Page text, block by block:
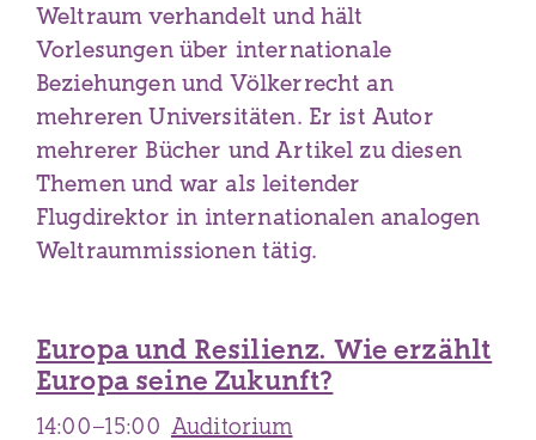
Weltraum verhandelt und hält
Vorlesungen über internationale
Beziehungen und Völkerrecht an
mehreren Universitäten. Er ist Autor
mehrerer Bücher und Artikel zu diesen
Themen und war als leitender
Flugdirektor in internationalen analogen
Weltraummissionen tätig.
Europa und Resilienz. Wie erzählt
Europa seine Zukunft?
14:00–15:00 Auditorium